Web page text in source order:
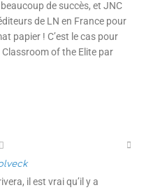
de succès, et JNC
de LN en France pour
papier ! C’est le cas pour
of the Elite par
il est vrai qu’il y a